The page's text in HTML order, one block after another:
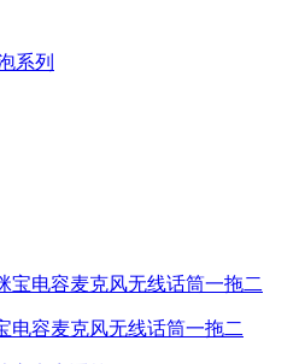
系列
电容麦克风无线话筒一拖二